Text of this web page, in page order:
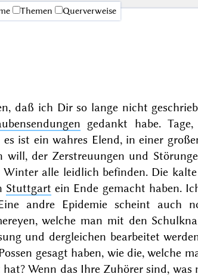
Themen Querverweise
daß ich Dir so lange nicht
gedankt habe.
ist ein wahres Elend, in einer
will, der Zerstreuungen und
Winter alle leidlich befinden. Die
Stuttgart ein Ende gemacht haben.
andre Epidemie scheint auch
welche man mit den
und dergleichen bearbeitet
gesagt haben, wie die, welche
Wenn das Ihre Zuhörer sind, was